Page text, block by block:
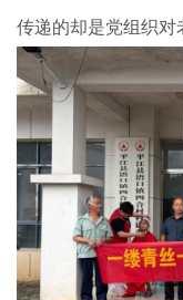
传递的却是党组织对